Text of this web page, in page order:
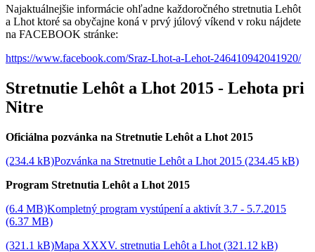
Najaktuálnejšie informácie ohľadne každoročného stretnutia Lehôt
a Lhot ktoré sa obyčajne koná v prvý júlový víkend v roku nájdete
na FACEBOOK stránke:
https://www.facebook.com/Sraz-Lhot-a-Lehot-246410942041920/
Stretnutie Lehôt a Lhot 2015 - Lehota pri
Nitre
Oficiálna pozvánka na Stretnutie Lehôt a Lhot 2015
(234.4 kB)Pozvánka na Stretnutie Lehôt a Lhot 2015 (234.45 kB)
Program Stretnutia Lehôt a Lhot 2015
(6.4 MB)Kompletný program vystúpení a aktivít 3.7 - 5.7.2015
(6.37 MB)
(321.1 kB)Mapa XXXV. stretnutia Lehôt a Lhot (321.12 kB)